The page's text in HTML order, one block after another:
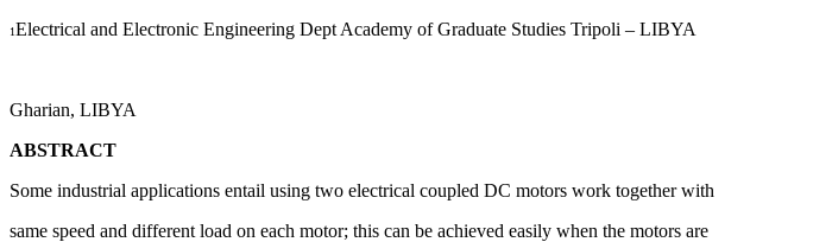
1Electrical and Electronic Engineering Dept Academy of Graduate Studies Tripoli – LIBYA
Gharian, LIBYA
ABSTRACT
Some industrial applications entail using two electrical coupled DC motors work together with
same speed and different load on each motor; this can be achieved easily when the motors are